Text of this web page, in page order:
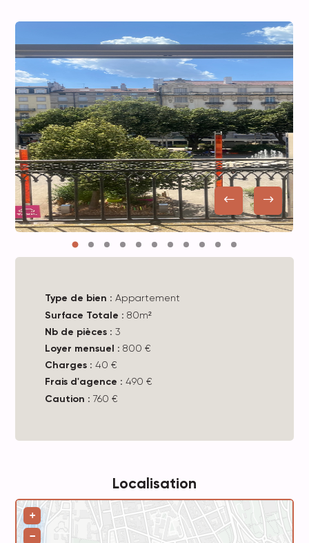
Type de bien :Appartement
Surface Totale :80m²
Nb de pièces :3
Loyer mensuel :800 €
Charges :40 €
Frais d'agence : 490 €
Caution :760 €
Localisation
+
−